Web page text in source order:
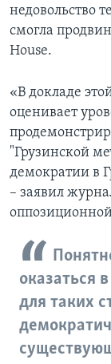
недовольство
смогла
House.
«В докладе
оценивает
"Грузинской
демократии в
– заявил
оказаться
для таких